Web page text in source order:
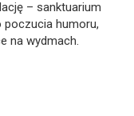
– sanktuarium
poczucia humoru,
na wydmach.